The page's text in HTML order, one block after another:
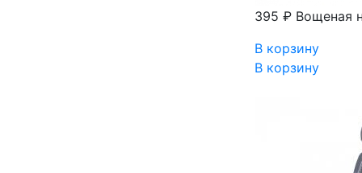
395 ₽ Вощеная
В корзину
В корзину